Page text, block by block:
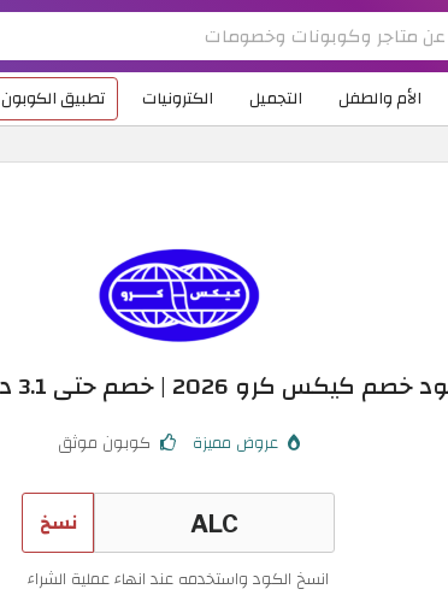
الأم والطفل التجميل الكترونيات تطبيق الكوبون
كيكس كرو 2026 | خصم حتى 3.1 دينار كويتي
عروض مميزة كوبون موثق
نسخ
انسخ الكود واستخدمه عند انهاء عملية الشراء